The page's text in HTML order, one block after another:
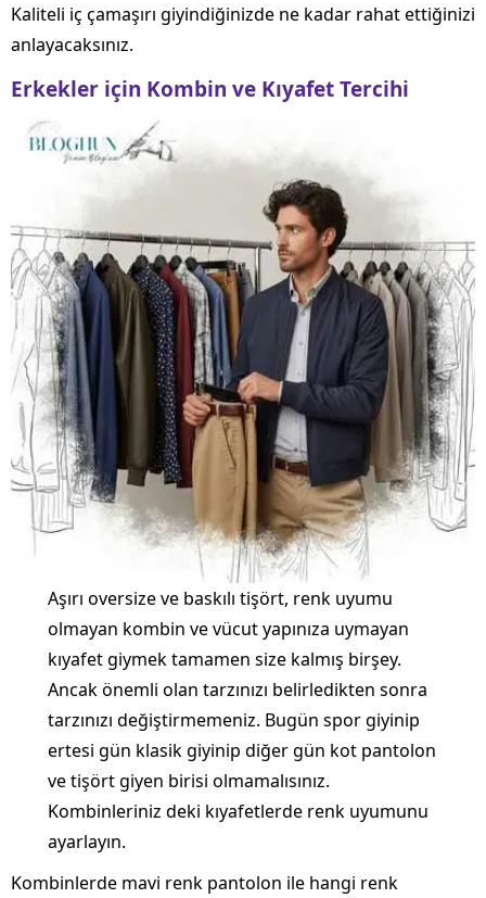
Kaliteli iç çamaşırı giyindiğinizde ne kadar rahat ettiğinizi
anlayacaksınız.
Erkekler için Kombin ve Kıyafet Tercihi
Aşırı oversize ve baskılı tişört, renk uyumu
olmayan kombin ve vücut yapınıza uymayan
kıyafet giymek tamamen size kalmış birşey.
Ancak önemli olan tarzınızı belirledikten sonra
tarzınızı değiştirmemeniz. Bugün spor giyinip
ertesi gün klasik giyinip diğer gün kot pantolon
ve tişört giyen birisi olmamalısınız.
Kombinleriniz deki kıyafetlerde renk uyumunu
ayarlayın.
Kombinlerde mavi renk pantolon ile hangi renk